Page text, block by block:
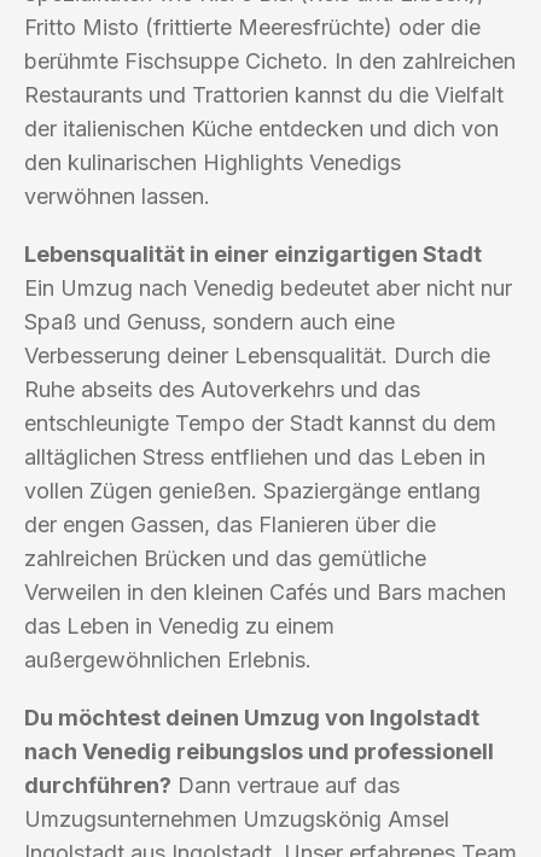
Fritto Misto (frittierte Meeresfrüchte) oder die
berühmte Fischsuppe Cicheto. In den zahlreichen
Restaurants und Trattorien kannst du die Vielfalt
der italienischen Küche entdecken und dich von
den kulinarischen Highlights Venedigs
verwöhnen lassen.
Lebensqualität in einer einzigartigen Stadt
Ein Umzug nach Venedig bedeutet aber nicht nur
Spaß und Genuss, sondern auch eine
Verbesserung deiner Lebensqualität. Durch die
Ruhe abseits des Autoverkehrs und das
entschleunigte Tempo der Stadt kannst du dem
alltäglichen Stress entfliehen und das Leben in
vollen Zügen genießen. Spaziergänge entlang
der engen Gassen, das Flanieren über die
zahlreichen Brücken und das gemütliche
Verweilen in den kleinen Cafés und Bars machen
das Leben in Venedig zu einem
außergewöhnlichen Erlebnis.
Du möchtest deinen Umzug von Ingolstadt
nach Venedig reibungslos und professionell
durchführen? Dann vertraue auf das
Umzugsunternehmen Umzugskönig Amsel